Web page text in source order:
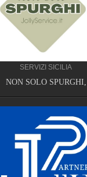
SERVIZI SICILIA
NON SOLO SPURGHI,